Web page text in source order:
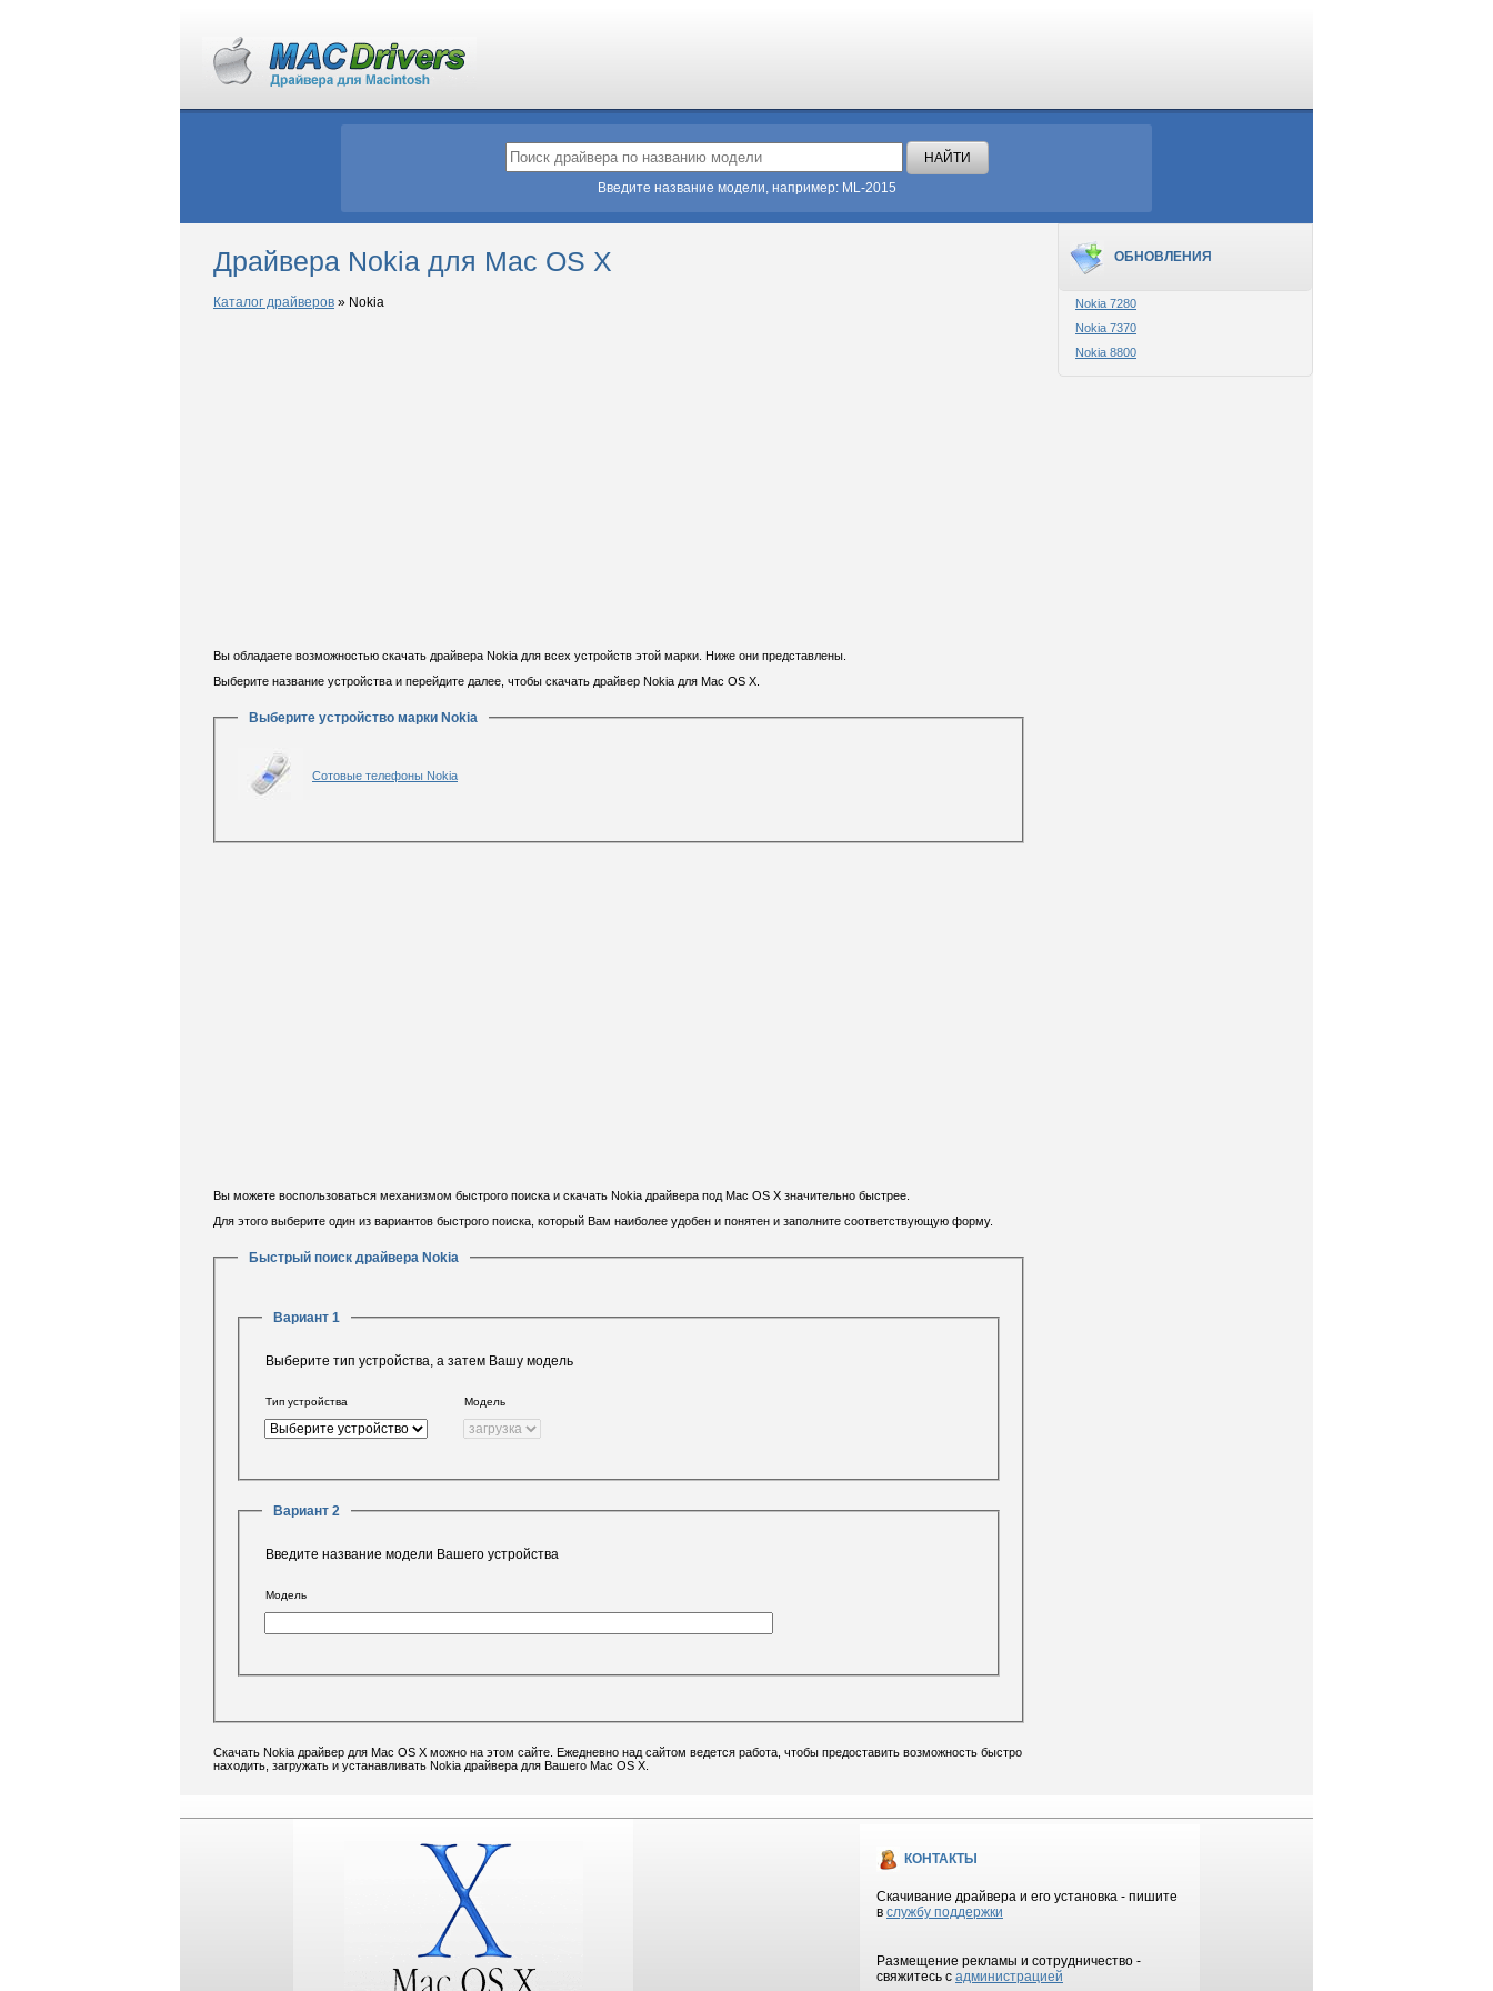
Введите название модели, например: ML-2015
Драйвера Nokia для Mac OS X
Каталог драйверов » Nokia
Вы обладаете возможностью скачать драйвера Nokia для всех устройств этой марки. Ниже они представлены.
Выберите название устройства и перейдите далее, чтобы скачать драйвер Nokia для Mac OS X.
Выберите устройство марки Nokia
Сотовые телефоны Nokia
Вы можете воспользоваться механизмом быстрого поиска и скачать Nokia драйвера под Mac OS X значительно быстрее.
Для этого выберите один из вариантов быстрого поиска, который Вам наиболее удобен и понятен и заполните соответствующую форму.
Быстрый поиск драйвера Nokia
Вариант 1
Выберите тип устройства, а затем Вашу модель
Тип устройства Модель
Вариант 2
Введите название модели Вашего устройства
Модель
Скачать Nokia драйвер для Mac OS X можно на этом сайте. Ежедневно над сайтом ведется работа, чтобы предоставить возможность быстро
находить, загружать и устанавливать Nokia драйвера для Вашего Mac OS X.
ОБНОВЛЕНИЯ
Nokia 7280
Nokia 7370
Nokia 8800
КОНТАКТЫ
Скачивание драйвера и его установка - пишите
в службу поддержки
Размещение рекламы и сотрудничество -
свяжитесь с администрацией